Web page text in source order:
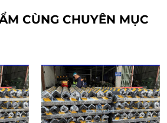
CÙNG CHUYÊN MỤC